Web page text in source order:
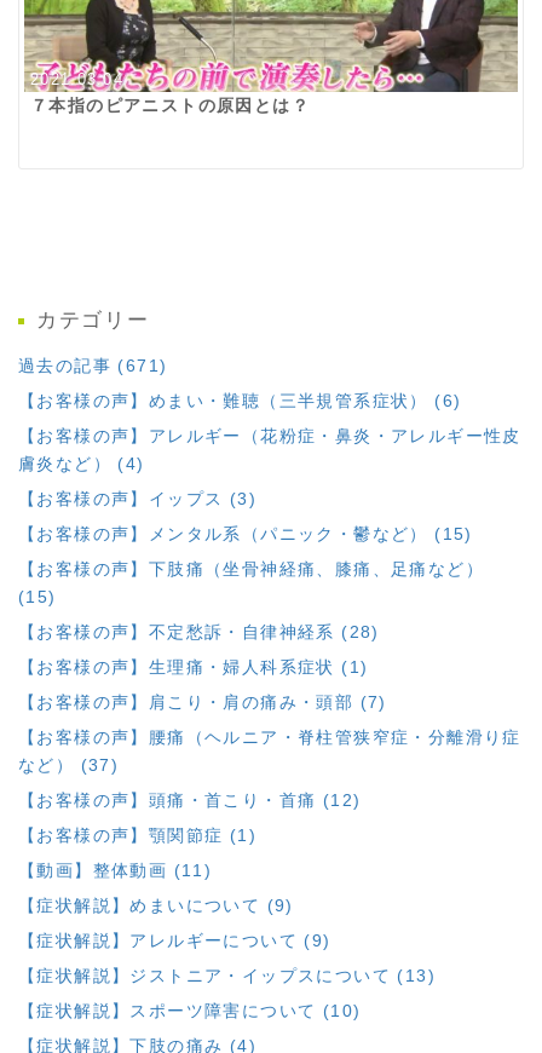
2021.03.04
７本指のピアニストの原因とは？
カテゴリー
過去の記事 (671)
【お客様の声】めまい・難聴（三半規管系症状） (6)
【お客様の声】アレルギー（花粉症・鼻炎・アレルギー性皮
膚炎など） (4)
【お客様の声】イップス (3)
【お客様の声】メンタル系（パニック・鬱など） (15)
【お客様の声】下肢痛（坐骨神経痛、膝痛、足痛など）
(15)
【お客様の声】不定愁訴・自律神経系 (28)
【お客様の声】生理痛・婦人科系症状 (1)
【お客様の声】肩こり・肩の痛み・頭部 (7)
【お客様の声】腰痛（ヘルニア・脊柱管狭窄症・分離滑り症
など） (37)
【お客様の声】頭痛・首こり・首痛 (12)
【お客様の声】顎関節症 (1)
【動画】整体動画 (11)
【症状解説】めまいについて (9)
【症状解説】アレルギーについて (9)
【症状解説】ジストニア・イップスについて (13)
【症状解説】スポーツ障害について (10)
【症状解説】下肢の痛み (4)